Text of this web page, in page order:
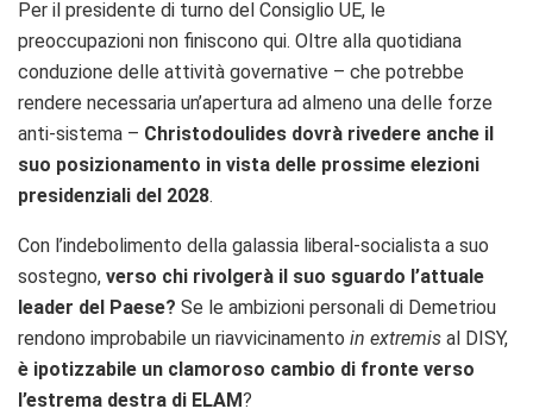
Per il presidente di turno del Consiglio UE, le
preoccupazioni non finiscono qui. Oltre alla quotidiana
conduzione delle attività governative – che potrebbe
rendere necessaria un’apertura ad almeno una delle forze
anti-sistema – Christodoulides dovrà rivedere anche il
suo posizionamento in vista delle prossime elezioni
presidenziali del 2028.
Con l’indebolimento della galassia liberal-socialista a suo
sostegno, verso chi rivolgerà il suo sguardo l’attuale
leader del Paese? Se le ambizioni personali di Demetriou
rendono improbabile un riavvicinamento in extremis al DISY,
è ipotizzabile un clamoroso cambio di fronte verso
l’estrema destra di ELAM?